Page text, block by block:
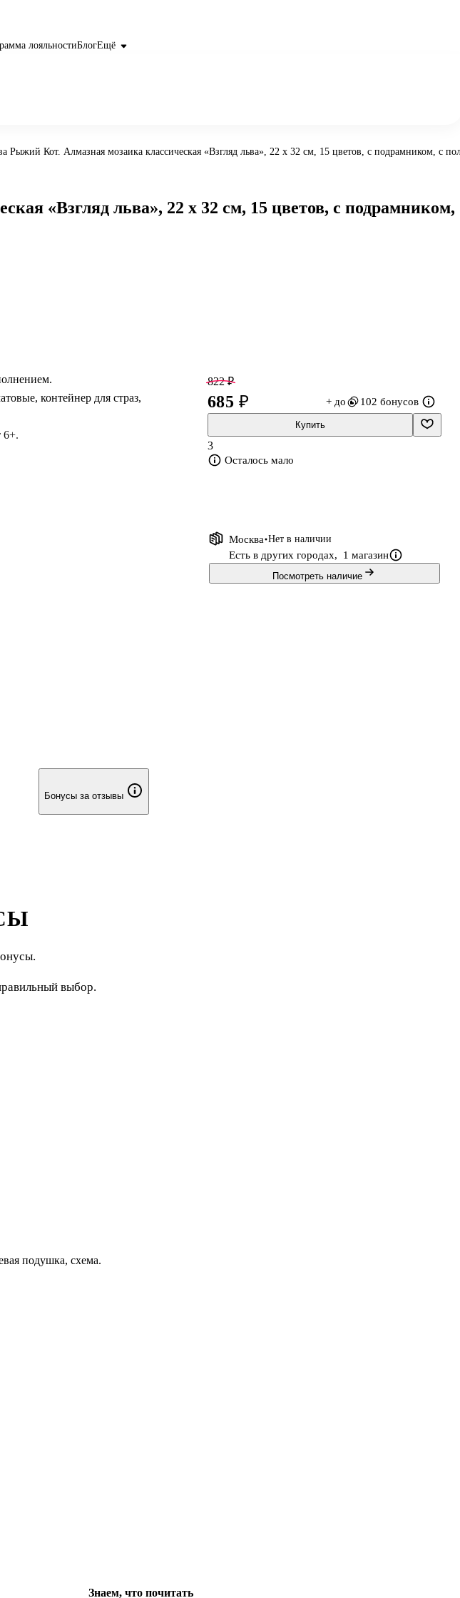
лояльностиБлогЕщё
Рыжий Кот. Алмазная мозаика классическая «Взгляд льва», 22 х 32 см, 15 цветов, с подрамником, с
контейнер для страз,
6+.
«Взгляд льва», 22 х 32 см, 15 цветов, с подрамником,
822 ₽
685 ₽ + до 102 бонусов
Купить
3
Осталось мало
Москва Нет в наличии
Есть в других городах, 1 магазин
Посмотреть наличие
подушка, схема.
Бонусы за отзывы
выбор.
Знаем, что почитать